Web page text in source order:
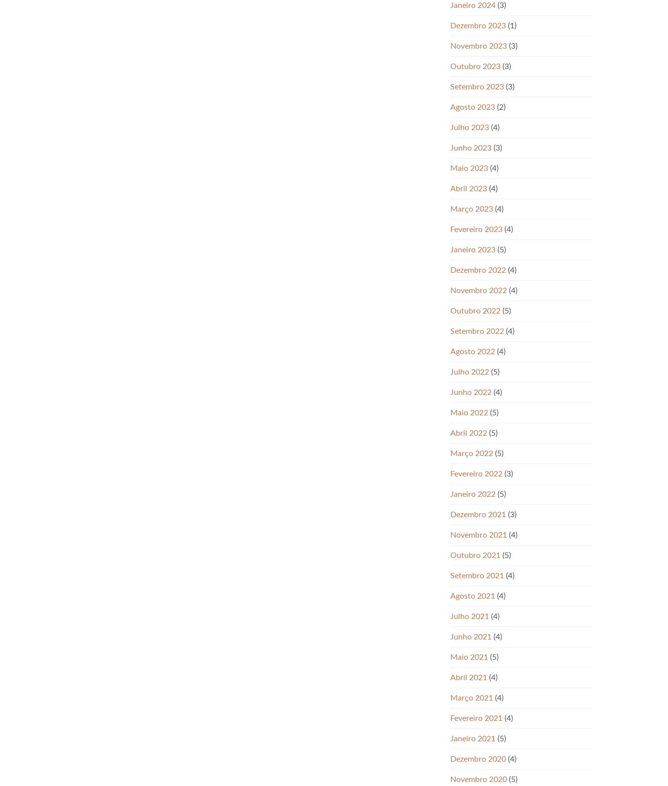
Janeiro 2024 (3)
Dezembro 2023 (1)
Novembro 2023 (3)
Outubro 2023 (3)
Setembro 2023 (3)
Agosto 2023 (2)
Julho 2023 (4)
Junho 2023 (3)
Maio 2023 (4)
Abril 2023 (4)
Março 2023 (4)
Fevereiro 2023 (4)
Janeiro 2023 (5)
Dezembro 2022 (4)
Novembro 2022 (4)
Outubro 2022 (5)
Setembro 2022 (4)
Agosto 2022 (4)
Julho 2022 (5)
Junho 2022 (4)
Maio 2022 (5)
Abril 2022 (5)
Março 2022 (5)
Fevereiro 2022 (3)
Janeiro 2022 (5)
Dezembro 2021 (3)
Novembro 2021 (4)
Outubro 2021 (5)
Setembro 2021 (4)
Agosto 2021 (4)
Julho 2021 (4)
Junho 2021 (4)
Maio 2021 (5)
Abril 2021 (4)
Março 2021 (4)
Fevereiro 2021 (4)
Janeiro 2021 (5)
Dezembro 2020 (4)
Novembro 2020 (5)